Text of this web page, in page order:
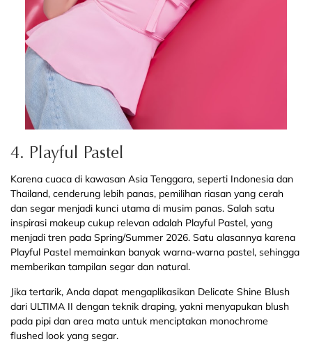
4. Playful Pastel
Karena cuaca di kawasan Asia Tenggara, seperti Indonesia dan
Thailand, cenderung lebih panas, pemilihan riasan yang cerah
dan segar menjadi kunci utama di musim panas. Salah satu
inspirasi makeup cukup relevan adalah Playful Pastel, yang
menjadi tren pada Spring/Summer 2026. Satu alasannya karena
Playful Pastel memainkan banyak warna-warna pastel, sehingga
memberikan tampilan segar dan natural.
Jika tertarik, Anda dapat mengaplikasikan Delicate Shine Blush
dari ULTIMA II dengan teknik draping, yakni menyapukan blush
pada pipi dan area mata untuk menciptakan monochrome
flushed look yang segar.